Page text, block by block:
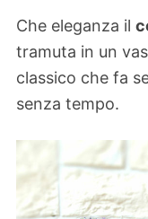
Che eleganza il
tramuta in un
classico che fa
senza tempo.